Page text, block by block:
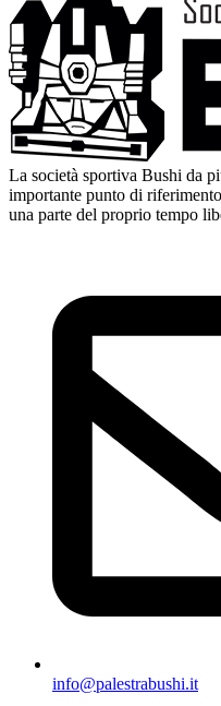
La società sportiva Bushi da
importante punto di
una parte del proprio tempo
info@palestrabushi.it